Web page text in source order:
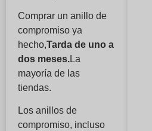
Comprar un anillo de
compromiso ya
hecho,Tarda de uno a
dos meses.La
mayoría de las
tiendas.
Los anillos de
compromiso, incluso